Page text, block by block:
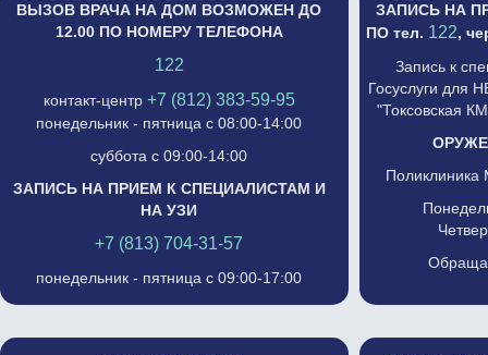
ВЫЗОВ ВРАЧА НА ДОМ ВОЗМОЖЕН ДО
12.00 ПО НОМЕРУ ТЕЛЕФОНА
122
контакт-центр +7 (812) 383-59-95
понедельник - пятница с 08:00-14:00
суббота с 09:00-14:00
ЗАПИСЬ НА ПРИЕМ К СПЕЦИАЛИСТАМ И
НА УЗИ
+7 (813) 704-31-57
понедельник - пятница с 09:00-17:00
ЗАПИСЬ НА
ПО тел. 122,
Запись к
Госуслуги для
"Токсовская
Поликлиника